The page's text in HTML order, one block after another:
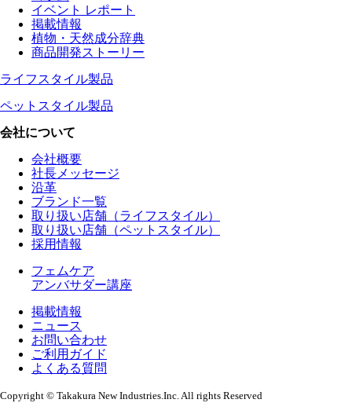
イベント レポート
掲載情報
植物・天然成分辞典
商品開発ストーリー
ライフスタイル製品
ペットスタイル製品
会社について
会社概要
社長メッセージ
沿革
ブランド一覧
取り扱い店舗（ライフスタイル）
取り扱い店舗（ペットスタイル）
採用情報
フェムケア
アンバサダー講座
掲載情報
ニュース
お問い合わせ
ご利用ガイド
よくある質問
Copyright © Takakura New Industries.Inc. All rights Reserved